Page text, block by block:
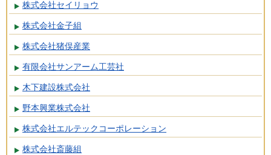
株式会社セイリョウ
株式会社金子組
株式会社猪俣産業
有限会社サンアーム工芸社
木下建設株式会社
野本興業株式会社
株式会社エルテックコーポレーション
株式会社斎藤組